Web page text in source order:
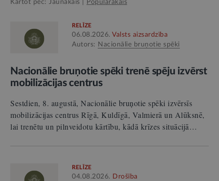
Kārtot pēc: Jaunākais Populārākais
RELĪZE
06.08.2026. Valsts aizsardzība
Autors: Nacionālie bruņotie spēki
Nacionālie bruņotie spēki trenē spēju izvērst
mobilizācijas centrus
Sestdien, 8. augustā, Nacionālie bruņotie spēki izvērsīs
mobilizācijas centrus Rīgā, Kuldīgā, Valmierā un Alūksnē,
lai trenētu un pilnveidotu kārtību, kādā krīzes situācijā…
RELĪZE
04.08.2026. Drošība